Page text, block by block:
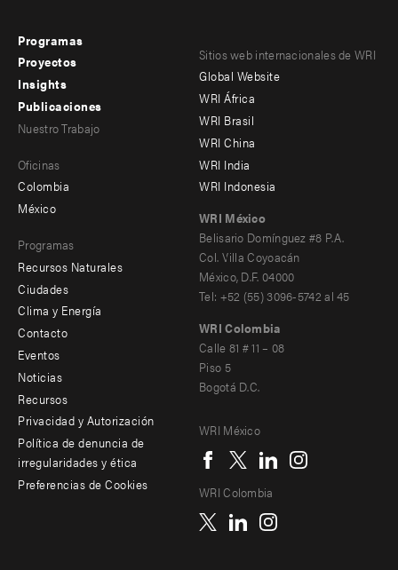
Footer
menu
-
Programas
Proyectos
Insights
Publicaciones
menu
-
Nuestro Trabajo
Oficinas
Colombia
México
Programas
Recursos Naturales
Ciudades
Clima y Energía
Footer
menu
-
Additional
Contacto
Eventos
Noticias
Recursos
Privacidad y Autorización
Política de denuncia de
irregularidades y ética
Preferencias de Cookies
Footer
menu
-
Offices
Sitios web internacionales de WRI
Global Website
WRI África
WRI Brasil
WRI China
WRI India
WRI Indonesia
WRI México
Belisario Domínguez #8 P.A.
Col. Villa Coyoacán
México, D.F. 04000
Tel: +52 (55) 3096-5742 al 45
WRI Colombia
Calle 81 # 11 – 08
Piso 5
Bogotá D.C.
Social
menu
WRI México
WRI Colombia